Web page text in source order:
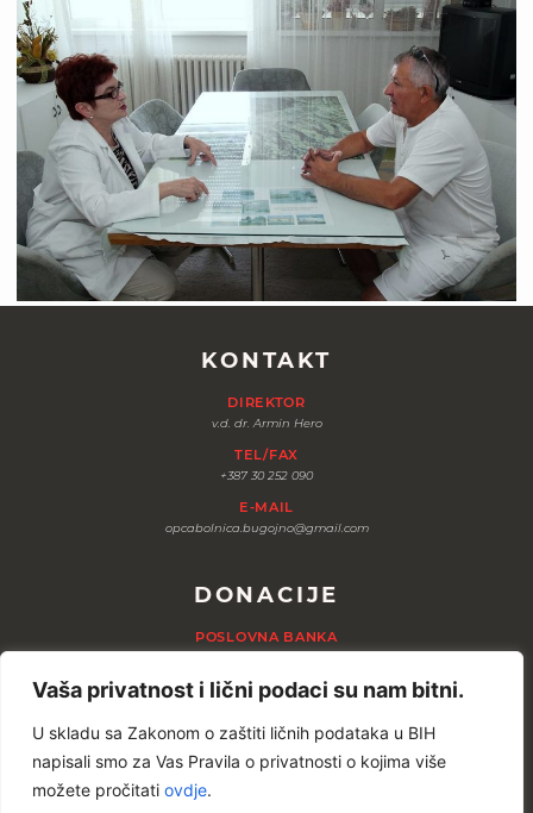
Vaša privatnost i lični podaci su nam bitni.
U skladu sa Zakonom o zaštiti ličnih podataka u BIH
napisali smo za Vas Pravila o privatnosti o kojima više
možete pročitati ovdje.
KONTAKT
DIREKTOR
v.d. dr. Armin Hero
TEL/FAX
+387 30 252 090
E-MAIL
opcabolnica.bugojno@gmail.com
DONACIJE
POSLOVNA BANKA
BROJ ŽIRO RAČUNA
ZA UPLATE IZ INOSTRANSTVA (EUR)
IBAN:BA391011300000890433 SWIFT:PBSCBA 22